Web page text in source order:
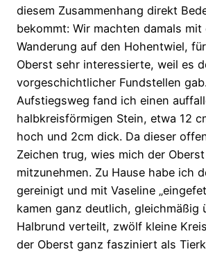
diesem Zusammenhang direkt
bekommt: Wir machten damals mit
Wanderung auf den Hohentwiel,
Oberst sehr interessierte, weil es
vorgeschichtlicher Fundstellen
Aufstiegsweg fand ich einen
halbkreisförmigen Stein, etwa 12
hoch und 2cm dick. Da dieser
Zeichen trug, wies mich der
mitzunehmen. Zu Hause habe ich
gereinigt und mit Vaseline
kamen ganz deutlich, gleichmäßig
Halbrund verteilt, zwölf kleine
der Oberst ganz fasziniert als